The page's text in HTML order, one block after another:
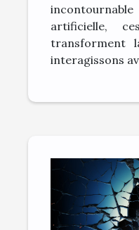
artificielle,
transforment
interagissons